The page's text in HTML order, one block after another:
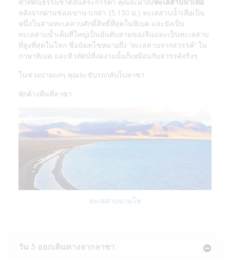
ทิวทัศน์ธรรมชาติอันตระการตา คุณจะมาถึงทะเลสาบน้ำเทือ
หลังจากผ่านช่องเขานาเกล่า (5,150 ม.) ทะเลสาบน้ำเทือเป็น
หนึ่งในสามทะเลสาบศักดิ์สิทธิ์ที่สุดในทิเบต และยังเป็น
ทะเลสาบน้ำเค็มที่ใหญ่เป็นอันดับสามของจีนและเป็นทะเลสาบ
ที่สูงที่สุดในโลก ชื่อนัมทโซหมายถึง "ทะเลสาบจากสวรรค์" ใน
ภาษาทิเบต และทิวทัศน์ที่งดงามนั้นก็เหมือนกับสวรรค์จริงๆ
ในช่วงบ่ายแก่ๆ คุณจะขับรถกลับไปลาซา
พักค้างคืนที่ลาซา
ทะเลสาบนามโท
วัน 5 ออกเดินทางจากลาซา